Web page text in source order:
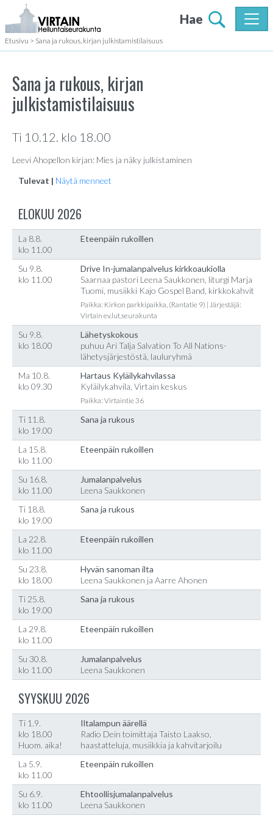
Hae
Etusivu > Sana ja rukous, kirjan julkistamistilaisuus
Sana ja rukous, kirjan
julkistamistilaisuus
Ti 10.12. klo 18.00
Leevi Ahopellon kirjan: Mies ja näky julkistaminen
Tulevat | Näytä menneet
ELOKUU 2026
La 8.8.
klo 11.00
Eteenpäin rukoillen
Su 9.8.
klo 11.00
Drive In-jumalanpalvelus kirkkoaukiolla
Saarnaa pastori Leena Saukkonen, liturgi Marja
Tuomi, musiikki Kajo Gospel Band, kirkkokahvit
Paikka: Kirkon parkkipaikka, (Rantatie 9) | Järjestäjä:
Virtain ev.lut.seurakunta
Su 9.8.
klo 18.00
Lähetyskokous
puhuu Ari Talja Salvation To All Nations-
lähetysjärjestöstä, lauluryhmä
Ma 10.8.
klo 09.30
Hartaus Kyläilykahvilassa
Kyläilykahvila, Virtain keskus
Paikka: Virtaintie 36
Ti 11.8.
klo 19.00
Sana ja rukous
La 15.8.
klo 11.00
Eteenpäin rukoillen
Su 16.8.
klo 11.00
Jumalanpalvelus
Leena Saukkonen
Ti 18.8.
klo 19.00
Sana ja rukous
La 22.8.
klo 11.00
Eteenpäin rukoillen
Su 23.8.
klo 18.00
Hyvän sanoman ilta
Leena Saukkonen ja Aarre Ahonen
Ti 25.8.
klo 19.00
Sana ja rukous
La 29.8.
klo 11.00
Eteenpäin rukoillen
Su 30.8.
klo 11.00
Jumalanpalvelus
Leena Saukkonen
SYYSKUU 2026
Ti 1.9.
klo 18.00
Huom. aika!
Iltalampun äärellä
Radio Dein toimittaja Taisto Laakso,
haastatteluja, musiikkia ja kahvitarjoilu
La 5.9.
klo 11.00
Eteenpäin rukoillen
Su 6.9.
klo 11.00
Ehtoollisjumalanpalvelus
Leena Saukkonen